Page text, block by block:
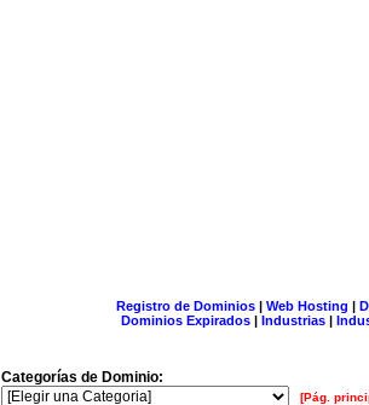
Registro de Dominios| Web Hosting |
Dominios Expirados | Industrias |
Categorías de Dominio:
[Pág.